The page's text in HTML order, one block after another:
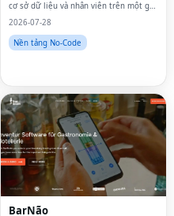
cơ sở dữ liệu và nhân viên trên một gói
điện toán cố định.
2026-07-28
Nền tảng No-Code
BarNão